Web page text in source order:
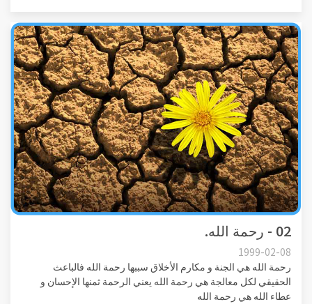
02 - رحمة الله.
1999-02-08
رحمة الله هي الجنة و مكارم الأخلاق سببها رحمة الله فالباعث
الحقيقي لكل معالجة هي رحمة الله يعني الرحمة ثمنها الإحسان و
عطاء الله هي رحمة الله